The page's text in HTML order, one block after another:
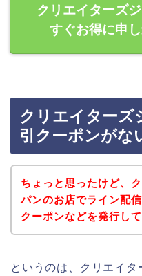
クリエイターズ
すぐお得に申
クリエイターズ
引クーポンがな
ちょっと思ったけど、
パンのお店でライン配
クーポンなどを発行し
というのは、クリエイ